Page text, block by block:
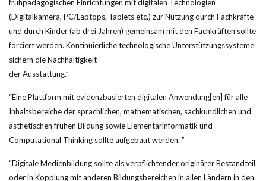
frühpädagogischen Einrichtungen mit digitalen Technologien
(Digitalkamera, PC/Laptops, Tablets etc.) zur Nutzung durch Fachkräfte
und durch Kinder (ab drei Jahren) gemeinsam mit den Fachkräften sollte
forciert werden. Kontinuierliche technologische Unterstützungssysteme
sichern die Nachhaltigkeit
der Ausstattung.”
“Eine Plattform mit evidenzbasierten digitalen Anwendung[en] für alle
Inhaltsbereiche der sprachlichen, mathematischen, sachkundlichen und
ästhetischen frühen Bildung sowie Elementarinformatik und
Computational Thinking sollte aufgebaut werden. ”
“Digitale Medienbildung sollte als verpflichtender originärer Bestandteil
oder in Kopplung mit anderen Bildungsbereichen in allen Ländern in den